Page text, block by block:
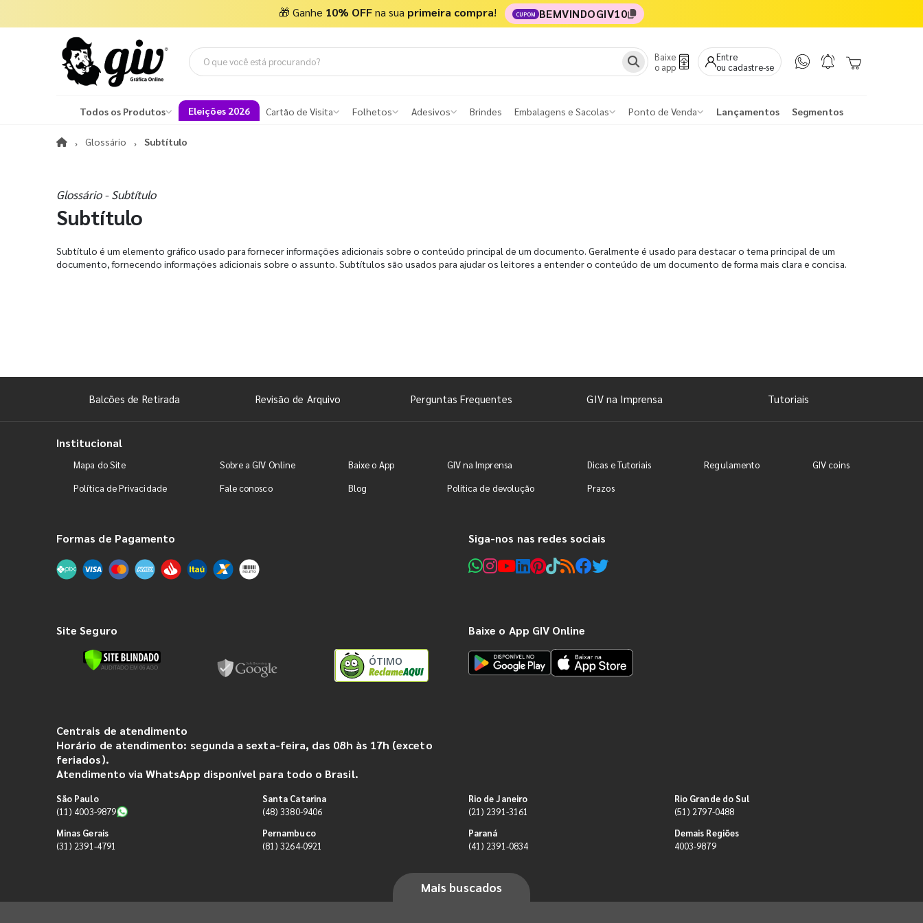
🎁 Ganhe 10% OFFna sua primeira compra! CUPOM BEMVINDOGIV10
Baixe
o app
Entre
ou cadastre-se
Todos os Produtos Eleições 2026 Cartão de Visita Folhetos Adesivos Brindes Embalagens e Sacolas Ponto de Venda Lançamentos Segmentos
Glossário Subtítulo
Glossário - Subtítulo
Subtítulo
Subtítulo é um elemento gráfico usado para fornecer informações adicionais sobre o conteúdo principal de um documento. Geralmente é usado para destacar o tema principal de um
documento, fornecendo informações adicionais sobre o assunto. Subtítulos são usados para ajudar os leitores a entender o conteúdo de um documento de forma mais clara e concisa.
Balcões de Retirada Revisão de Arquivo Perguntas Frequentes GIV na Imprensa Tutoriais
Institucional
Mapa do Site Sobre a GIV Online Baixe o App GIV na Imprensa Dicas e Tutoriais Regulamento
GIV coins
Política de Privacidade
Fale conosco Blog Política de devolução Prazos
Formas de Pagamento Siga-nos nas redes sociais
Site Seguro
ÓTIMO
Baixe o App GIV Online
Centrais de atendimento
Horário de atendimento: segunda a sexta-feira, das 08h às 17h (exceto
feriados).
Atendimento via WhatsApp disponível para todo o Brasil.
São Paulo
(11) 4003-9879
Minas Gerais
(31) 2391-4791
Santa Catarina
(48) 3380-9406
Pernambuco
(81) 3264-0921
Rio de Janeiro
(21) 2391-3161
Paraná
(41) 2391-0834
Rio Grande do Sul
(51) 2797-0488
Demais Regiões
4003-9879
Mais buscados